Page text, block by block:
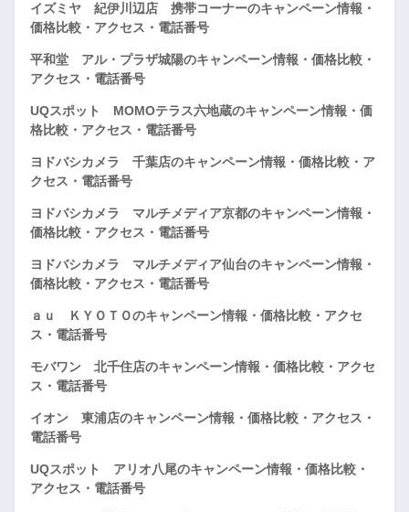
イズミヤ 紀伊川辺店 携帯コーナーのキャンペーン情報・
価格比較・アクセス・電話番号
平和堂 アル・プラザ城陽のキャンペーン情報・価格比較・
アクセス・電話番号
UQスポット MOMOテラス六地蔵のキャンペーン情報・価
格比較・アクセス・電話番号
ヨドバシカメラ 千葉店のキャンペーン情報・価格比較・ア
クセス・電話番号
ヨドバシカメラ マルチメディア京都のキャンペーン情報・
価格比較・アクセス・電話番号
ヨドバシカメラ マルチメディア仙台のキャンペーン情報・
価格比較・アクセス・電話番号
ａｕ ＫＹＯＴＯのキャンペーン情報・価格比較・アクセ
ス・電話番号
モバワン 北千住店のキャンペーン情報・価格比較・アクセ
ス・電話番号
イオン 東浦店のキャンペーン情報・価格比較・アクセス・
電話番号
UQスポット アリオ八尾のキャンペーン情報・価格比較・
アクセス・電話番号